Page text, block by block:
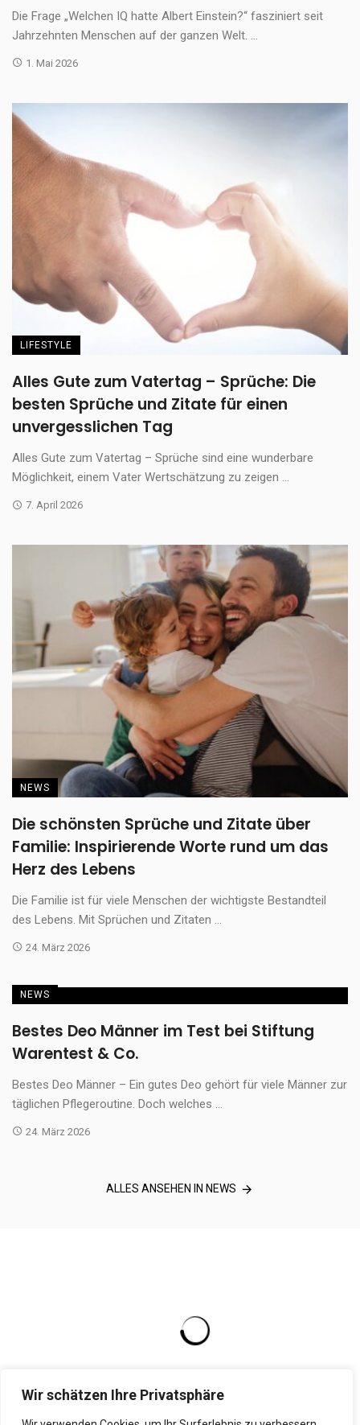
Wir schätzen Ihre Privatsphäre
Die Frage „Welchen IQ hatte Albert Einstein?“ fasziniert seit
Jahrzehnten Menschen auf der ganzen Welt. ...
1. Mai 2026
LIFESTYLE
Alles Gute zum Vatertag – Sprüche: Die
besten Sprüche und Zitate für einen
unvergesslichen Tag
Alles Gute zum Vatertag – Sprüche sind eine wunderbare
Möglichkeit, einem Vater Wertschätzung zu zeigen ...
7. April 2026
NEWS
Die schönsten Sprüche und Zitate über
Familie: Inspirierende Worte rund um das
Herz des Lebens
Die Familie ist für viele Menschen der wichtigste Bestandteil
des Lebens. Mit Sprüchen und Zitaten ...
24. März 2026
NEWS
Bestes Deo Männer im Test bei Stiftung
Warentest & Co.
Bestes Deo Männer – Ein gutes Deo gehört für viele Männer zur
täglichen Pflegeroutine. Doch welches ...
24. März 2026
ALLES ANSEHEN IN NEWS